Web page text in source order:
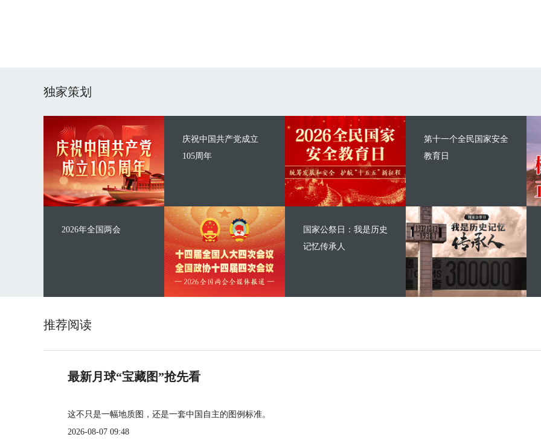
独家策划
庆祝中国共产党成立
105周年
2026年全国两会
第十一个全民国家安全
教育日
国家公祭日：我是历史
记忆传承人
推荐阅读
最新月球“宝藏图”抢先看
这不只是一幅地质图，还是一套中国自主的图例标准。
2026-08-07 09:48